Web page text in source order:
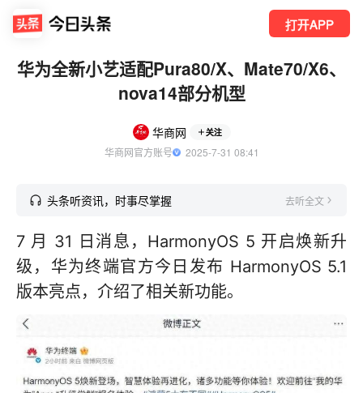
打开APP
华为全新小艺适配Pura80/X、Mate70/X6、
nova14部分机型
华商网 关注
华商网官方账号
  2025-7-31 08:41
头条听资讯，时事尽掌握 去听全文
7 月 31 日消息，HarmonyOS 5 开启焕新升
级，华为终端官方今日发布 HarmonyOS 5.1
版本亮点，介绍了相关新功能。